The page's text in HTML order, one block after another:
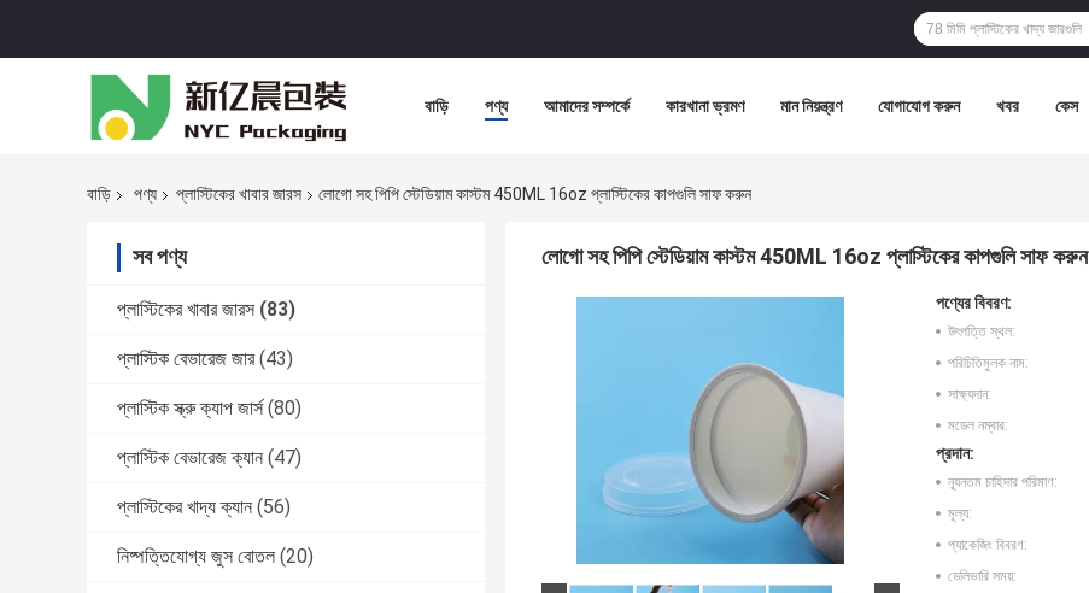
বাড়ি পণ্য আমাদের সম্পর্কে কারখানা ভ্রমণ মান নিয়ন্ত্রণ যোগাযোগ করুন খবর কেস
বাড়ি পণ্য প্লাস্টিকের খাবার জারস লোগো সহ পিপি স্টেডিয়াম কাস্টম 450ML 16oz প্লাস্টিকের কাপগুলি সাফ করুন
সব পণ্য
প্লাস্টিকের খাবার জারস (83)
প্লাস্টিক বেভারেজ জার (43)
প্লাস্টিক স্ক্রু ক্যাপ জার্স (80)
প্লাস্টিক বেভারেজ ক্যান (47)
প্লাস্টিকের খাদ্য ক্যান (56)
নিষ্পত্তিযোগ্য জুস বোতল (20)
লোগো সহ পিপি স্টেডিয়াম কাস্টম 450ML 16oz প্লাস্টিকের কাপগুলি সাফ করুন
পণ্যের বিবরণ:
উৎপত্তি স্থল:
পরিচিতিমুলক নাম:
সাক্ষ্যদান:
মডেল নম্বার:
প্রদান:
ন্যূনতম চাহিদার পরিমাণ:
মূল্য:
প্যাকেজিং বিবরণ:
ডেলিভারি সময়: